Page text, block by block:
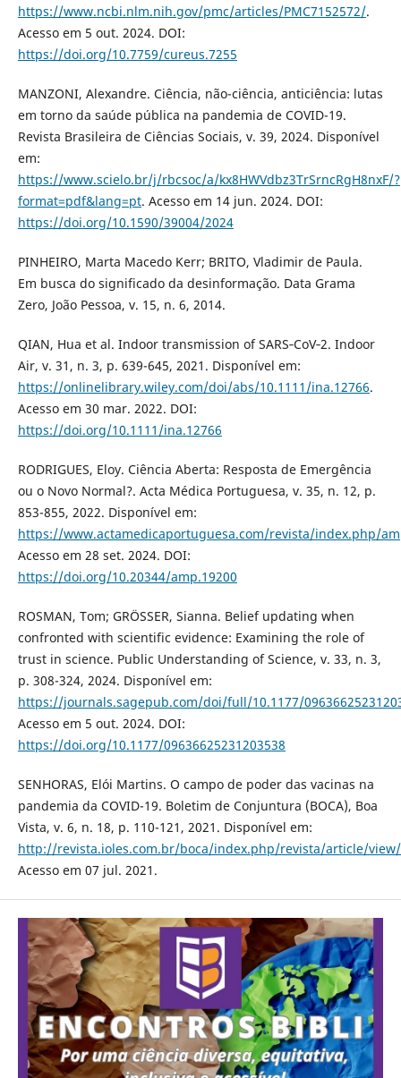
https://www.ncbi.nlm.nih.gov/pmc/articles/PMC7152572/.
Acesso em 5 out. 2024. DOI:
https://doi.org/10.7759/cureus.7255
MANZONI, Alexandre. Ciência, não-ciência, anticiência: lutas
em torno da saúde pública na pandemia de COVID-19.
Revista Brasileira de Ciências Sociais, v. 39, 2024. Disponível
em:
https://www.scielo.br/j/rbcsoc/a/kx8HWVdbz3TrSrncRgH8nxF/?
format=pdf&lang=pt. Acesso em 14 jun. 2024. DOI:
https://doi.org/10.1590/39004/2024
PINHEIRO, Marta Macedo Kerr; BRITO, Vladimir de Paula.
Em busca do significado da desinformação. Data Grama
Zero, João Pessoa, v. 15, n. 6, 2014.
QIAN, Hua et al. Indoor transmission of SARS‐CoV‐2. Indoor
Air, v. 31, n. 3, p. 639-645, 2021. Disponível em:
https://onlinelibrary.wiley.com/doi/abs/10.1111/ina.12766.
Acesso em 30 mar. 2022. DOI:
https://doi.org/10.1111/ina.12766
RODRIGUES, Eloy. Ciência Aberta: Resposta de Emergência
ou o Novo Normal?. Acta Médica Portuguesa, v. 35, n. 12, p.
853-855, 2022. Disponível em:
https://www.actamedicaportuguesa.com/revista/index.php/
Acesso em 28 set. 2024. DOI:
https://doi.org/10.20344/amp.19200
ROSMAN, Tom; GRÖSSER, Sianna. Belief updating when
confronted with scientific evidence: Examining the role of
trust in science. Public Understanding of Science, v. 33, n. 3,
p. 308-324, 2024. Disponível em:
https://journals.sagepub.com/doi/full/10.1177/
Acesso em 5 out. 2024. DOI:
https://doi.org/10.1177/09636625231203538
SENHORAS, Elói Martins. O campo de poder das vacinas na
pandemia da COVID-19. Boletim de Conjuntura (BOCA), Boa
Vista, v. 6, n. 18, p. 110-121, 2021. Disponível em:
http://revista.ioles.com.br/boca/index.php/revista/article/
Acesso em 07 jul. 2021.